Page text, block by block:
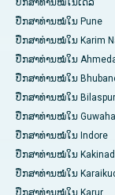
ປຶກສາທ່ານໝໍໃນເດລີ
ປຶກສາທ່ານໝໍໃນ Pune
ປຶກສາທ່ານໝໍໃນ Karim
ປຶກສາທ່ານໝໍໃນ
ປຶກສາທ່ານໝໍໃນ
ປຶກສາທ່ານໝໍໃນ Bilaspur
ປຶກສາທ່ານໝໍໃນ
ປຶກສາທ່ານໝໍໃນ Indore
ປຶກສາທ່ານໝໍໃນ
ປຶກສາທ່ານໝໍໃນ
ປຶກສາທ່ານໝໍໃນ Karur